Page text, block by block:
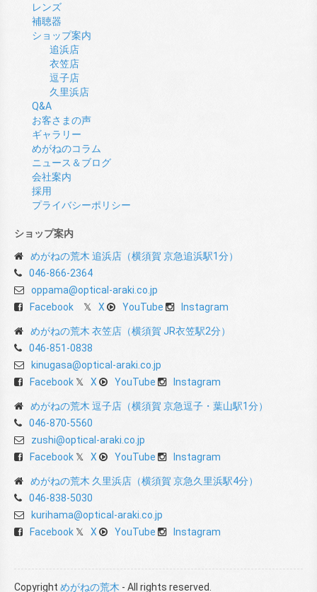
レンズ
補聴器
ショップ案内
追浜店
衣笠店
逗子店
久里浜店
Q&A
お客さまの声
ギャラリー
めがねのコラム
ニュース＆ブログ
会社案内
採用
プライバシーポリシー
ショップ案内
めがねの荒木 追浜店（横須賀 京急追浜駅1分）
046-866-2364
oppama@optical-araki.co.jp
Facebook
X YouTube Instagram
めがねの荒木 衣笠店（横須賀 JR衣笠駅2分）
046-851-0838
kinugasa@optical-araki.co.jp
Facebook
X YouTube Instagram
めがねの荒木 逗子店（横須賀 京急逗子・葉山駅1分）
046-870-5560
zushi@optical-araki.co.jp
Facebook
X YouTube Instagram
めがねの荒木 久里浜店（横須賀 京急久里浜駅4分）
046-838-5030
kurihama@optical-araki.co.jp
Facebook
X YouTube Instagram
Copyright めがねの荒木 - All rights reserved.